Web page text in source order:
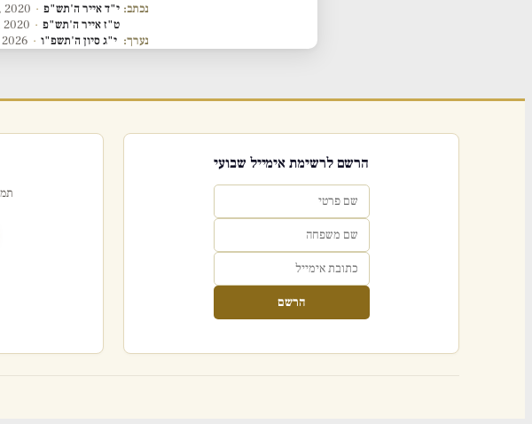
נכתב: י"ד אייר ה'תש"פ ·
2020
ט"ז אייר ה'תש"פ ·
2020
נערך: י"ג סיון ה'תשפ"ו ·
הרשם לרשימת אימייל שבועי
הרשם